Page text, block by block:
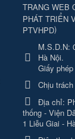
TRANG WEB
PHÁT TRIỂN
PTVHPD)
M.S.D.N:
Hà Nội.
Giấy
Chịu
Địa chỉ:
thống - Viện
1 Liễu Giai -